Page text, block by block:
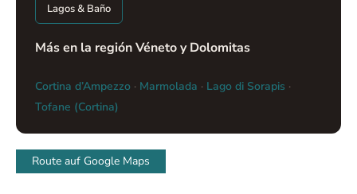
Lagos & Baño
Más en la región Véneto y Dolomitas
Cortina d’Ampezzo · Marmolada · Lago di Sorapis ·
Tofane (Cortina)
Route auf Google Maps